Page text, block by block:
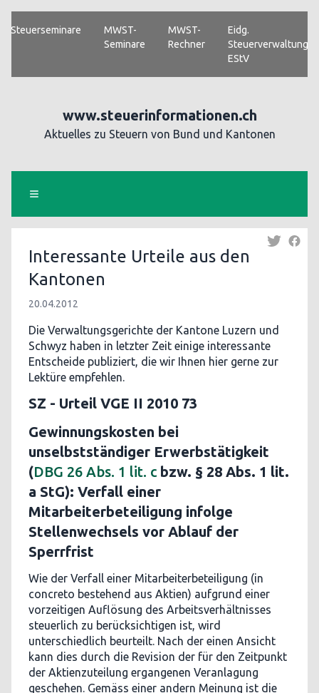
Steuerseminare
MWST-
Seminare
MWST-
Rechner
Eidg.
Steuerverwaltung
EStV
www.steuerinformationen.ch
Aktuelles zu Steuern von Bund und Kantonen
Interessante Urteile aus den
Kantonen
20.04.2012
Die Verwaltungsgerichte der Kantone Luzern und
Schwyz haben in letzter Zeit einige interessante
Entscheide publiziert, die wir Ihnen hier gerne zur
Lektüre empfehlen.
SZ - Urteil VGE II 2010 73
Gewinnungskosten bei
unselbstständiger Erwerbstätigkeit
(DBG 26 Abs. 1 lit. c bzw. § 28 Abs. 1 lit.
a StG): Verfall einer
Mitarbeiterbeteiligung infolge
Stellenwechsels vor Ablauf der
Sperrfrist
Wie der Verfall einer Mitarbeiterbeteiligung (in
concreto bestehend aus Aktien) aufgrund einer
vorzeitigen Auflösung des Arbeitsverhältnisses
steuerlich zu berücksichtigen ist, wird
unterschiedlich beurteilt. Nach der einen Ansicht
kann dies durch die Revision der für den Zeitpunkt
der Aktienzuteilung ergangenen Veranlagung
geschehen. Gemäss einer andern Meinung ist die